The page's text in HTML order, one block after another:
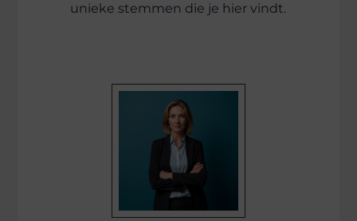
unieke stemmen die je hier vindt.